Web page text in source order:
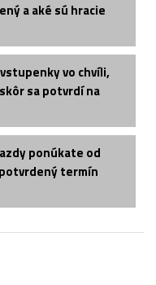
a aké sú hracie
vo chvíli,
sa potvrdí na
ponúkate od
termín